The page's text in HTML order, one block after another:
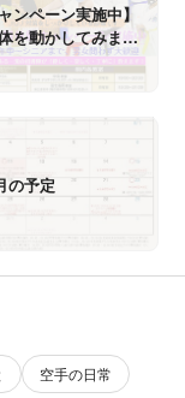
ンペーン実施中】
を動かしてみませ
の予定
空手の日常